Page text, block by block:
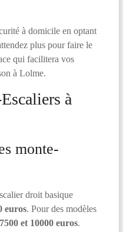
à domicile en optant
plus pour faire le
qui facilitera vos
à Lolme.
à
monte-
droit basique
euros. Pour des modèles
7500 et 10000 euros.